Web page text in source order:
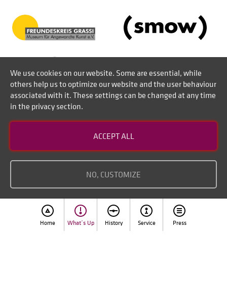
Home What´s Up History Service Press
Imprint
We use cookies on our website. Some are essential, while
others help us to optimize our website and the user behaviour
associated with it. These settings can be changed at any time
in the privacy section.
ACCEPT ALL
NO, CUSTOMIZE